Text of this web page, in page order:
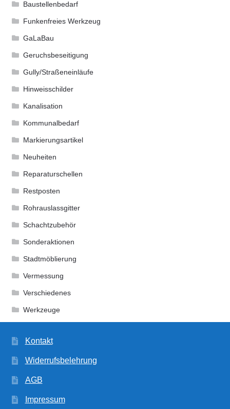
Baustellenbedarf
Funkenfreies Werkzeug
GaLaBau
Geruchsbeseitigung
Gully/Straßeneinläufe
Hinweisschilder
Kanalisation
Kommunalbedarf
Markierungsartikel
Neuheiten
Reparaturschellen
Restposten
Rohrauslassgitter
Schachtzubehör
Sonderaktionen
Stadtmöblierung
Vermessung
Verschiedenes
Werkzeuge
Kontakt
Widerrufsbelehrung
AGB
Impressum